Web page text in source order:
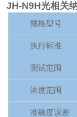
JH-N9H光相关
规格型号
执行标准
测试范围
浓度范围
准确度误差